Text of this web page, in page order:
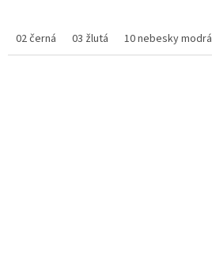
02 černá
03 žlutá 10 nebesky modrá